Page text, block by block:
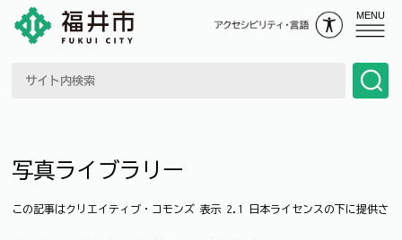
MENU
写真ライブラリー
この記事はクリエイティブ・コモンズ 表示 2.1 日本ライセンスの下に提供さ